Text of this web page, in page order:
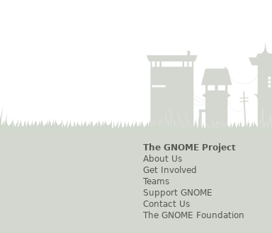
The GNOME Project
About Us
Get Involved
Teams
Support GNOME
Contact Us
The GNOME Foundation